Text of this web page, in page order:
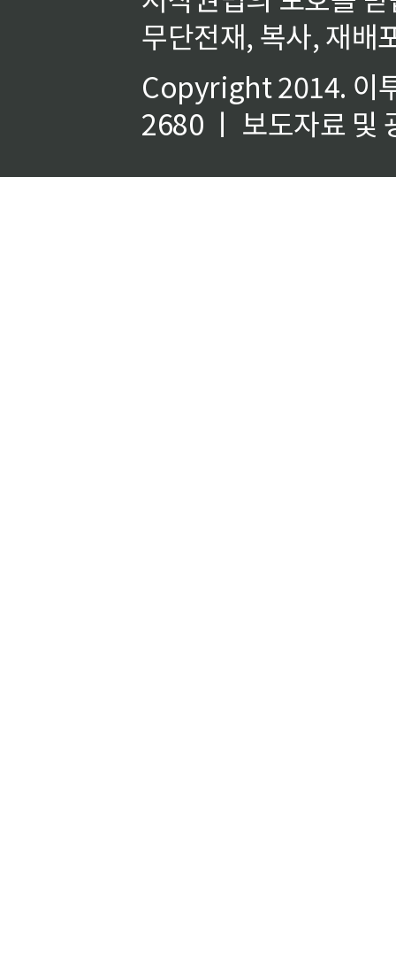
무단전재, 복사, 재배
Copyright 2014. 이
2680 ㅣ 보도자료